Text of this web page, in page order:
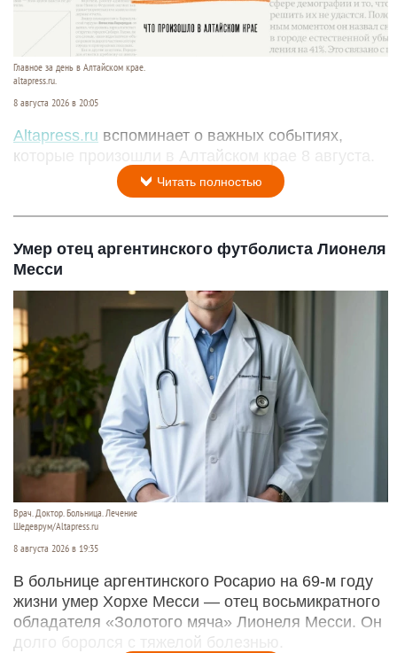
Главное за день в Алтайском крае.
altapress.ru.
8 августа 2026 в 20:05
Altapress.ru вспоминает о важных событиях,
которые произошли в Алтайском крае 8 августа.
Читать полностью
Умер отец аргентинского футболиста Лионеля
Месси
Врач. Доктор. Больница. Лечение
Шедеврум/Altapress.ru
8 августа 2026 в 19:35
В больнице аргентинского Росарио на 69-м году
жизни умер Хорхе Месси — отец восьмикратного
обладателя «Золотого мяча» Лионеля Месси. Он
долго боролся с тяжелой болезнью.